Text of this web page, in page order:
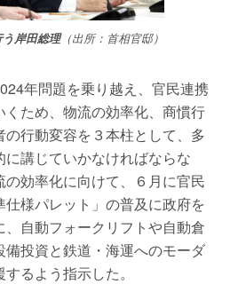
岸田総理（出所：首相官邸）
年問題を乗り越え、官民連携
ため、物流の効率化、商慣行
行動変容を３本柱として、多
講じていかなければならな
効率化に向けて、６月に官民
様パレット」の普及に政府を
自動フォークリフトや自動倉
投資と鉄道・海運へのモーダ
るよう指示した。